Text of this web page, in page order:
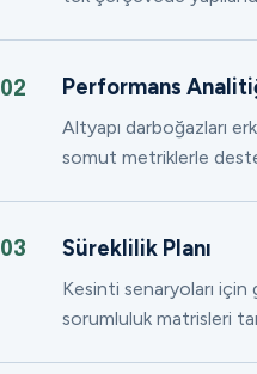
02 Performans
Altyapı darboğazları
somut metriklerle
03 Süreklilik Planı
Kesinti senaryoları
sorumluluk matrisleri